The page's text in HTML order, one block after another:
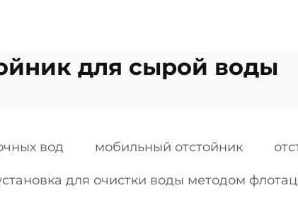
для сырой воды
вод мобильный отстойник
для очистки воды методом